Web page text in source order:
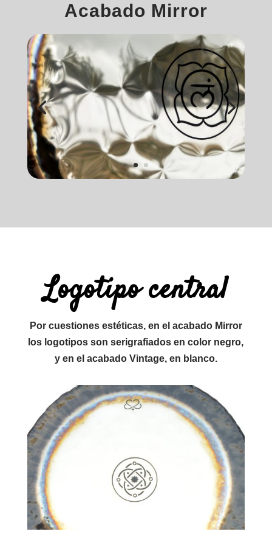
Acabado Mirror
Logotipo central
Por cuestiones estéticas, en el acabado Mirror
los logotipos son serigrafiados en color negro,
y en el acabado Vintage, en blanco.